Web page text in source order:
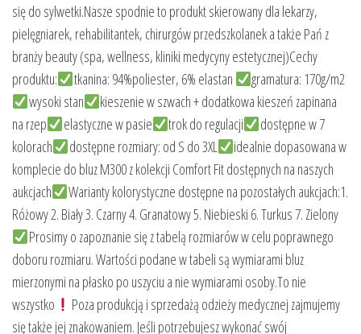
się do sylwetki.Nasze spodnie to produkt skierowany dla lekarzy,
pielęgniarek, rehabilitantek, chirurgów przedszkolanek a także Pań z
branży beauty (spa, wellness, kliniki medycyny estetycznej)Cechy
produktu:
tkanina: 94%poliester, 6% elastan
gramatura: 170g/m2
wysoki stan
kieszenie w szwach + dodatkowa kieszeń zapinana
na rzep
elastyczne w pasie trok do regulacji
dostępne w 7
kolorach
dostępne rozmiary: od S do 3XL
idealnie dopasowana w
komplecie do bluz M300 z kolekcji Comfort Fit dostępnych na naszych
aukcjach
Warianty kolorystyczne dostępne na pozostałych aukcjach:1.
Różowy 2. Biały 3. Czarny 4. Granatowy 5. Niebieski 6. Turkus 7. Zielony
Prosimy o zapoznanie się z tabelą rozmiarów w celu poprawnego
doboru rozmiaru. Wartości podane w tabeli są wymiarami bluz
mierzonymi na płasko po uszyciu a nie wymiarami osoby.To nie
wszystko
Poza produkcją i sprzedażą odzieży medycznej zajmujemy
się także jej znakowaniem. Jeśli potrzebujesz wykonać swój